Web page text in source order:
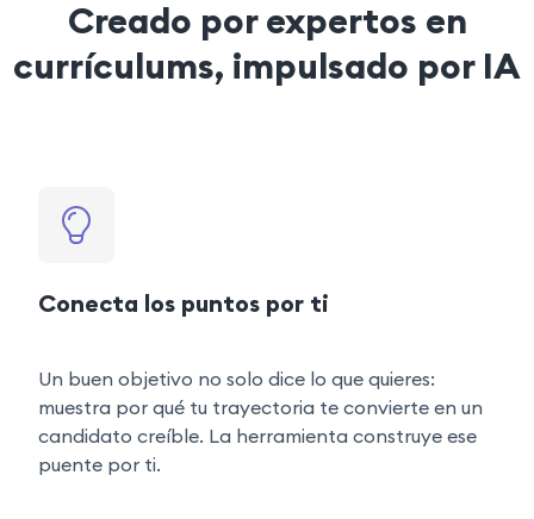
Creado por expertos en
currículums, impulsado por IA
Conecta los puntos por ti
Un buen objetivo no solo dice lo que quieres:
muestra por qué tu trayectoria te convierte en un
candidato creíble. La herramienta construye ese
puente por ti.